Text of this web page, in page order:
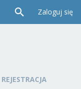
Zaloguj się
REJESTRACJA